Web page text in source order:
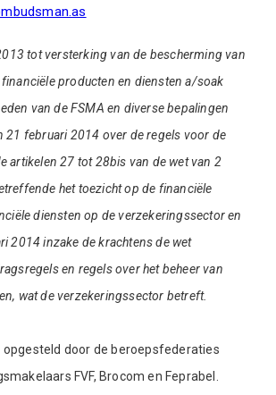
tot versterking van de bescherming van
producten en diensten a/soak
van de FSMA en diverse bepalingen
21 februari 2014 over de regels voor de
artikelen 27 tot 28bis van de wet van 2
het toezicht op de financiële
diensten op de verzekeringssector en
2014 inzake de krachtens de wet
en regels over het beheer van
wat de verzekeringssector betreft.
opgesteld door de beroepsfederaties
FVF, Brocom en Feprabel.